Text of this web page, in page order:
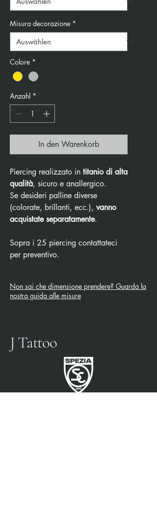
Misura decorazione *
Colore *
Anzahl *
In den Warenkorb
Piercing realizzato in titanio di alta
qualità, sicuro e anallergico.
Se desideri palline diverse
(colorate, brillanti, ecc.), vanno
acquistate separatamente.
Sopra i 25 piercing contattateci
per preventivo.
Non sai che dimensione prendere? Guarda la
nostra guida alle misure
J Tattoo